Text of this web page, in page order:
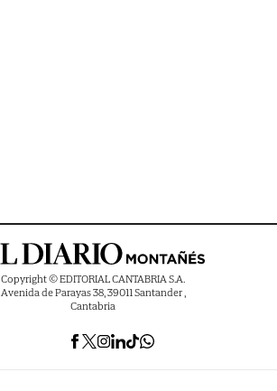
Copyright © EDITORIAL CANTABRIA S.A.
Avenida de Parayas 38, 39011 Santander ,
Cantabria